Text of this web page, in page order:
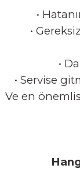
•
•
•
• Servise
Ve en